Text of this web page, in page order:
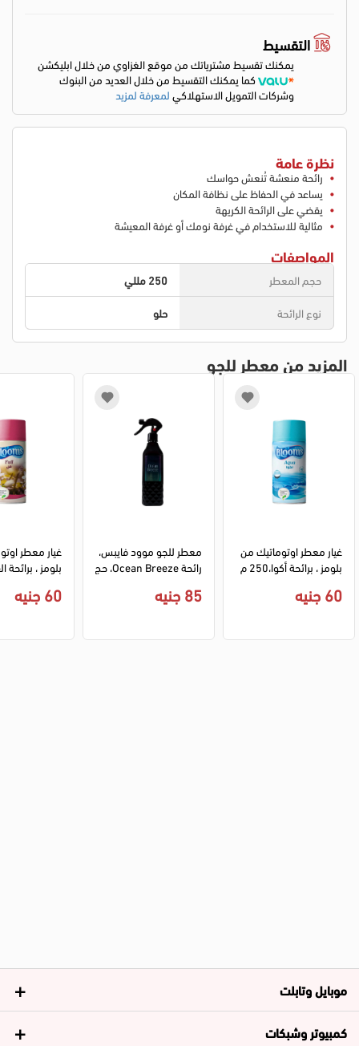
التقسيط
يمكنك تقسيط مشترياتك من موقع الغزاوي من خلال ابليكشن
كما يمكنك التقسيط من خلال العديد من البنوك
وشركات التمويل الاستهلاكيلمعرفة لمزيد
نظرة عامة
رائحة منعشة تُنعش حواسك
يساعد في الحفاظ على نظافة المكان
يقضي على الرائحة الكريهة
مثالية للاستخدام في غرفة نومك أو غرفة المعيشة
المواصفات
حجم المعطر
250 مللي
نوع الرائحة
حلو
المزيد من معطر للجو
بلومز ، برائحة أكوا،250 م
60 جنيه
رائحة Ocean Breeze، حج
85 جنيه 60 جنيه
موبايل وتابلت
كمبيوتر وشبكات